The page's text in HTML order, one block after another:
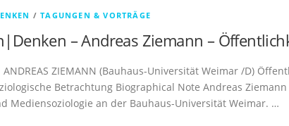
/TAGUNGEN & VORTRÄGE
– Andreas Ziemann –
ZIEMANN (Bauhaus-Universität Weimar /D)
Betrachtung Biographical Note Andreas
Mediensoziologie an der Bauhaus-Universität Weimar. …